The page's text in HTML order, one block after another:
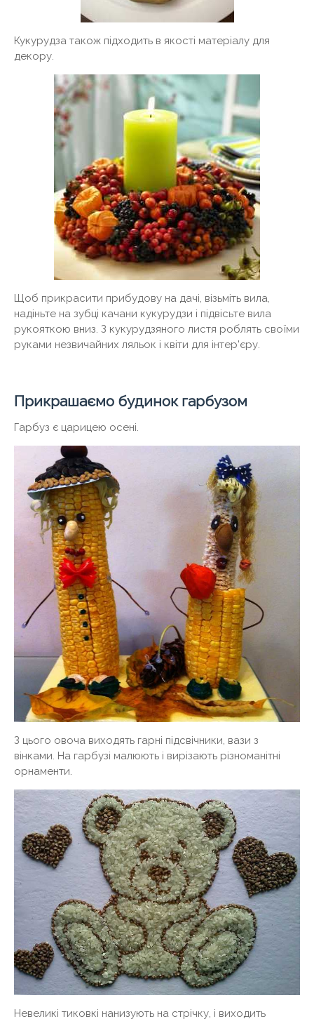
Кукурудза також підходить в якості матеріалу для
декору.
Щоб прикрасити прибудову на дачі, візьміть вила,
надіньте на зубці качани кукурудзи і підвісьте вила
рукояткою вниз. З кукурудзяного листя роблять своїми
руками незвичайних ляльок і квіти для інтер'єру.
Прикрашаємо будинок гарбузом
Гарбуз є царицею осені.
З цього овоча виходять гарні підсвічники, вази з
вінками. На гарбузі малюють і вирізають різноманітні
орнаменти.
Невеликі тиковкі нанизують на стрічку, і виходить